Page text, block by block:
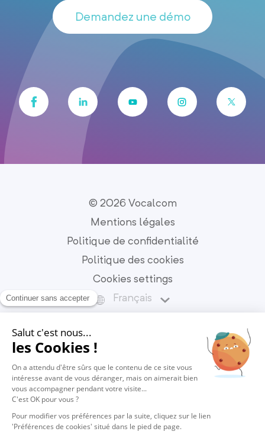
Demandez une démo
© 2026 Vocalcom
Mentions légales
Politique de confidentialité
Politique des cookies
Cookies settings
Français